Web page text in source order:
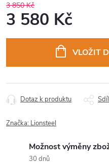
3 850 Kč
3 580 Kč
VLOŽIT
Dotaz k produktu
Značka: Lionsteel
Možnost výměny
30 dnů